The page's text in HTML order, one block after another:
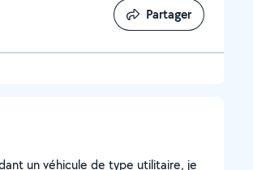
Partager
Partager
un véhicule de type utilitaire, je